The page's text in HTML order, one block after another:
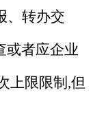
、转办交
或者应企业
上限限制,但